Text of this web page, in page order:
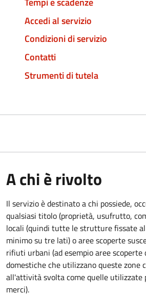
Accedi al servizio
Condizioni di servizio
Contatti
Strumenti di tutela
A chi è rivolto
Il servizio è destinato achi possiede,
qualsiasi titolo (proprietà, usufrutto,
locali (quindi tutte le strutture fissate
minimo su tre lati) o aree scoperte
rifiuti urbani (ad esempio aree scoperte
domestiche che utilizzano queste zone
all'attività svolta come quelle utilizzate
merci).